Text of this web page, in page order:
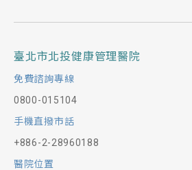
臺北市北投健康管理醫院
免費諮詢專線
0800-015104
手機直撥市話
+886-2-28960188
醫院位置